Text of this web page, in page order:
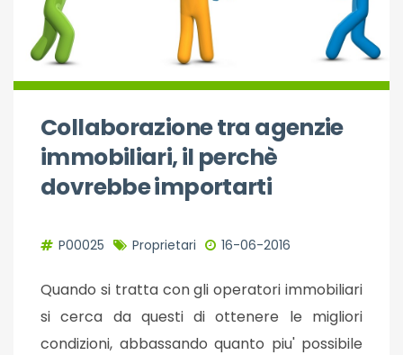
Collaborazione tra agenzie
immobiliari, il perchè
dovrebbe importarti
P00025 Proprietari 16-06-2016
Quando si tratta con gli operatori immobiliari
si cerca da questi di ottenere le migliori
condizioni, abbassando quanto piu' possibile